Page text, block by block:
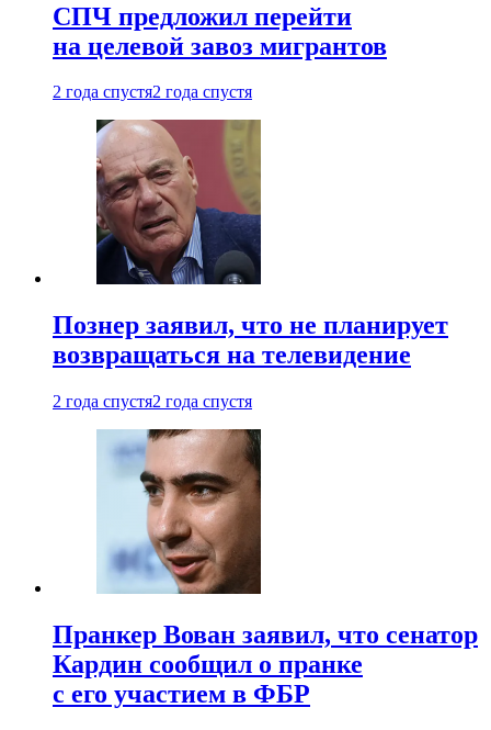
СПЧ предложил перейти
на целевой завоз мигрантов
2 года спустя2 года спустя
Познер заявил, что не планирует
возвращаться на телевидение
2 года спустя2 года спустя
Пранкер Вован заявил, что сенатор
Кардин сообщил о пранке
с его участием в ФБР